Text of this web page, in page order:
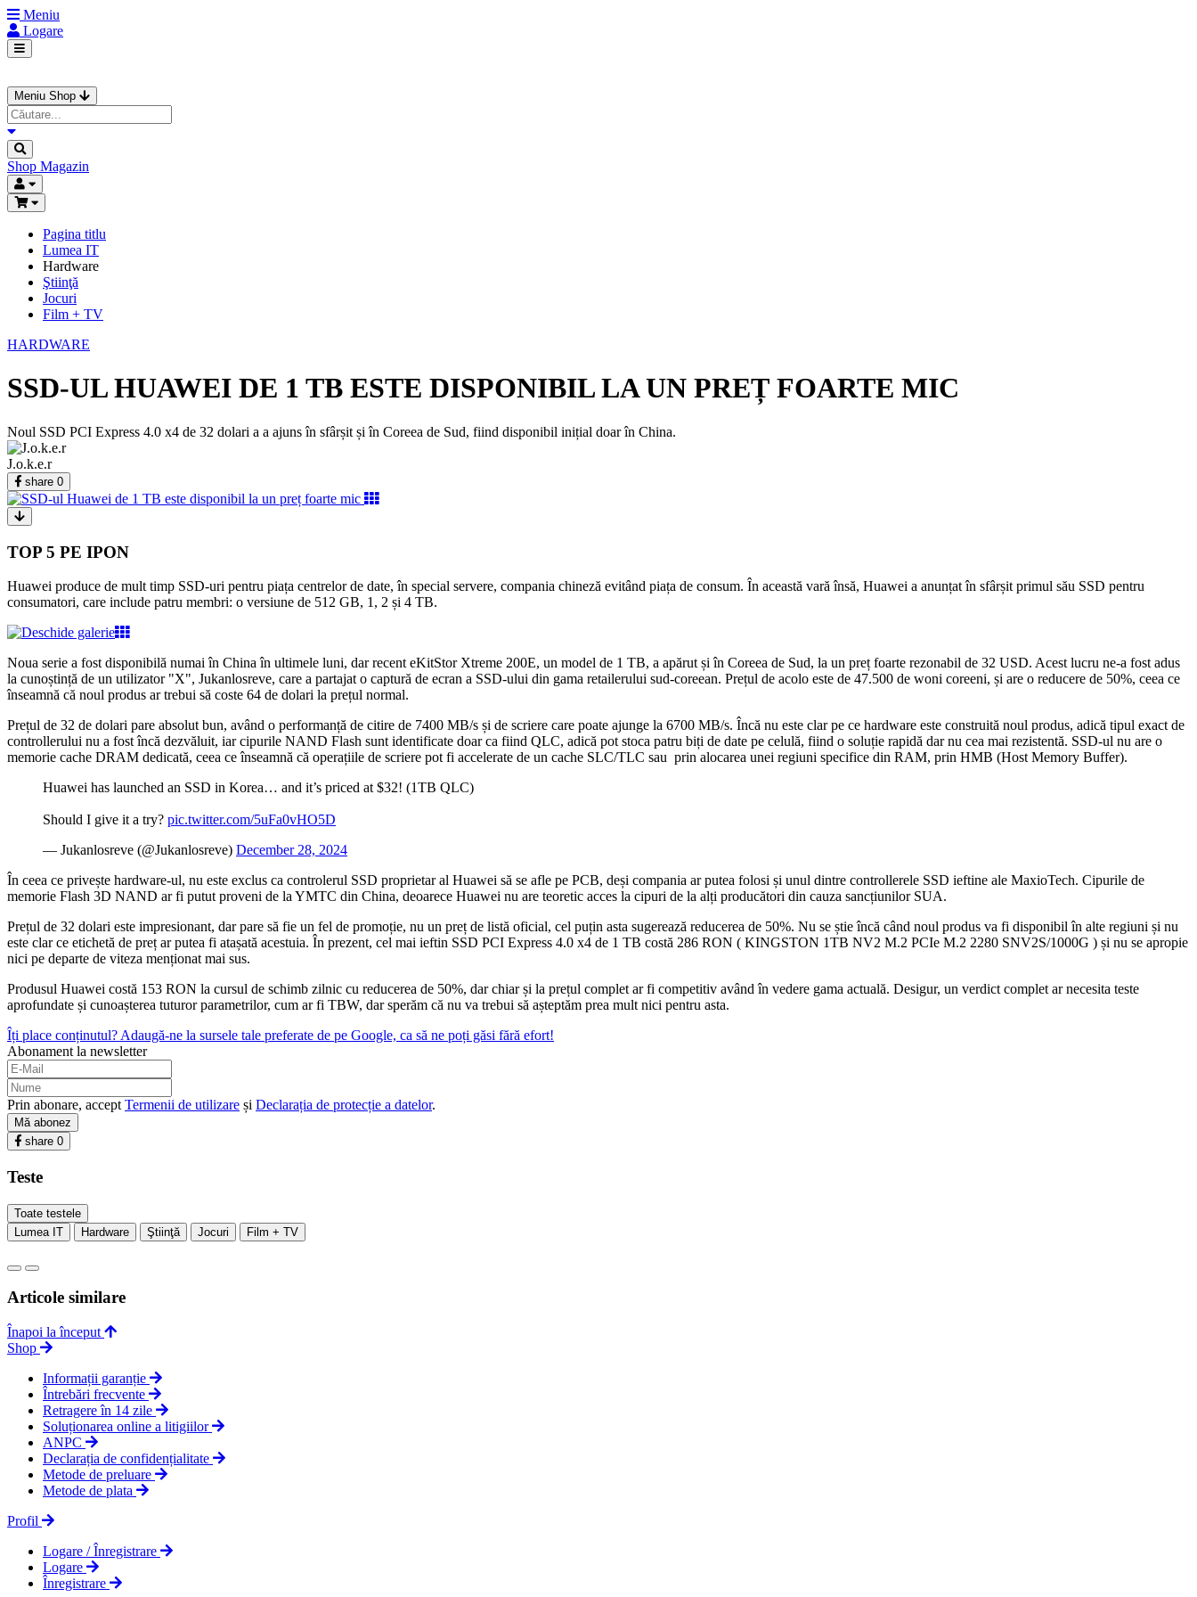
Meniu
Logare
Meniu Shop
Shop Magazin
Pagina titlu
Lumea IT
Hardware
Ştiinţă
Jocuri
Film + TV
HARDWARE
SSD-UL HUAWEI DE 1 TB ESTE DISPONIBIL LA UN PREȚ FOARTE MIC
Noul SSD PCI Express 4.0 x4 de 32 dolari a a ajuns în sfârșit și în Coreea de Sud, fiind disponibil inițial doar în China.
J.o.k.e.r
share 0
TOP 5 PE IPON
Huawei produce de mult timp SSD-uri pentru piața centrelor de date, în special servere, compania chineză evitând piața de consum. În această vară însă, Huawei a anunțat în sfârșit primul său SSD pentru
consumatori, care include patru membri: o versiune de 512 GB, 1, 2 și 4 TB.
Noua serie a fost disponibilă numai în China în ultimele luni, dar recent eKitStor Xtreme 200E, un model de 1 TB, a apărut și în Coreea de Sud, la un preț foarte rezonabil de 32 USD. Acest lucru ne-a fost adus
la cunoștință de un utilizator "X", Jukanlosreve, care a partajat o captură de ecran a SSD-ului din gama retailerului sud-coreean. Prețul de acolo este de 47.500 de woni coreeni, și are o reducere de 50%, ceea ce
înseamnă că noul produs ar trebui să coste 64 de dolari la prețul normal.
Prețul de 32 de dolari pare absolut bun, având o performanță de citire de 7400 MB/s și de scriere care poate ajunge la 6700 MB/s. Încă nu este clar pe ce hardware este construită noul produs, adică tipul exact de
controllerului nu a fost încă dezvăluit, iar cipurile NAND Flash sunt identificate doar ca fiind QLC, adică pot stoca patru biți de date pe celulă, fiind o soluție rapidă dar nu cea mai rezistentă. SSD-ul nu are o
memorie cache DRAM dedicată, ceea ce înseamnă că operațiile de scriere pot fi accelerate de un cache SLC/TLC sau prin alocarea unei regiuni specifice din RAM, prin HMB (Host Memory Buffer).
Huawei has launched an SSD in Korea… and it’s priced at $32! (1TB QLC)
Should I give it a try? pic.twitter.com/5uFa0vHO5D
— Jukanlosreve (@Jukanlosreve) December 28, 2024
În ceea ce privește hardware-ul, nu este exclus ca controlerul SSD proprietar al Huawei să se afle pe PCB, deși compania ar putea folosi și unul dintre controllerele SSD ieftine ale MaxioTech. Cipurile de
memorie Flash 3D NAND ar fi putut proveni de la YMTC din China, deoarece Huawei nu are teoretic acces la cipuri de la alți producători din cauza sancțiunilor SUA.
Prețul de 32 dolari este impresionant, dar pare să fie un fel de promoție, nu un preț de listă oficial, cel puțin asta sugerează reducerea de 50%. Nu se știe încă când noul produs va fi disponibil în alte regiuni și nu
este clar ce etichetă de preț ar putea fi atașată acestuia. În prezent, cel mai ieftin SSD PCI Express 4.0 x4 de 1 TB costă 286 RON ( KINGSTON 1TB NV2 M.2 PCIe M.2 2280 SNV2S/1000G ) și nu se apropie
nici pe departe de viteza menționat mai sus.
Produsul Huawei costă 153 RON la cursul de schimb zilnic cu reducerea de 50%, dar chiar și la prețul complet ar fi competitiv având în vedere gama actuală. Desigur, un verdict complet ar necesita teste
aprofundate și cunoașterea tuturor parametrilor, cum ar fi TBW, dar sperăm că nu va trebui să așteptăm prea mult nici pentru asta.
Îți place conținutul? Adaugă-ne la sursele tale preferate de pe Google, ca să ne poți găsi fără efort!
Abonament la newsletter
Prin abonare, accept Termenii de utilizare și Declarația de protecție a datelor.
Mă abonez
share 0
Teste
Toate testele
Lumea IT
Hardware Ştiinţă Jocuri Film + TV
Articole similare
Înapoi la început
Shop
Informații garanție
Întrebări frecvente
Retragere în 14 zile
Soluționarea online a litigiilor
ANPC
Declarația de confidențialitate
Metode de preluare
Metode de plata
Profil
Logare / Înregistrare
Logare
Înregistrare